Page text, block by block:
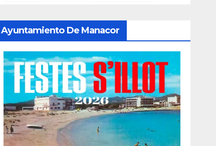
Ayuntamiento De Manacor